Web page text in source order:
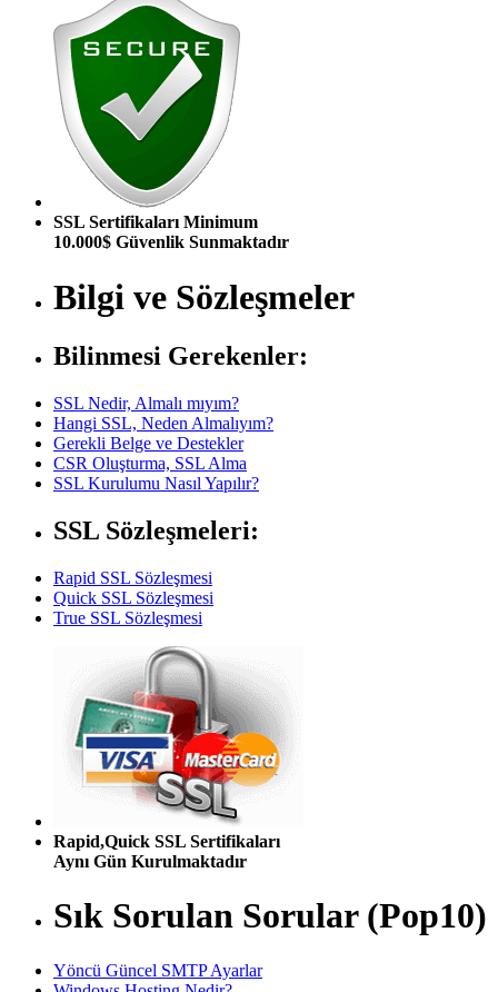
SSL Sertifikaları Minimum
10.000$ Güvenlik Sunmaktadır
Bilgi ve Sözleşmeler
Bilinmesi Gerekenler:
SSL Nedir, Almalı mıyım?
Hangi SSL, Neden Almalıyım?
Gerekli Belge ve Destekler
CSR Oluşturma, SSL Alma
SSL Kurulumu Nasıl Yapılır?
SSL Sözleşmeleri:
Rapid SSL Sözleşmesi
Quick SSL Sözleşmesi
True SSL Sözleşmesi
Rapid,Quick SSL Sertifikaları
Aynı Gün Kurulmaktadır
Sık Sorulan Sorular (Pop10)
Yöncü Güncel SMTP Ayarlar